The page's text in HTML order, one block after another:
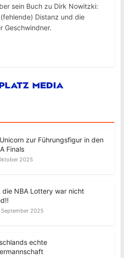
sein Buch zu Dirk Nowitzki:
Distanz und die
Geschwindner.
zur Führungsfigur in den
Finals
2025
die NBA Lottery war nicht
September 2025
echte